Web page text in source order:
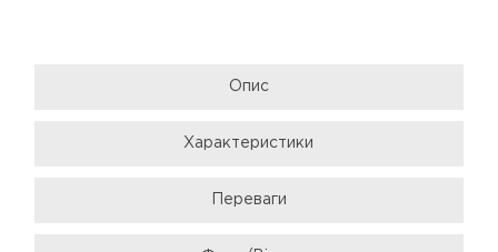
Опис
Характеристики
Переваги